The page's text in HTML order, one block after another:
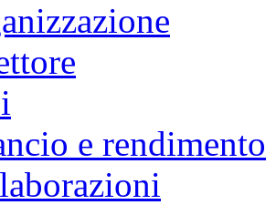
e rendimento